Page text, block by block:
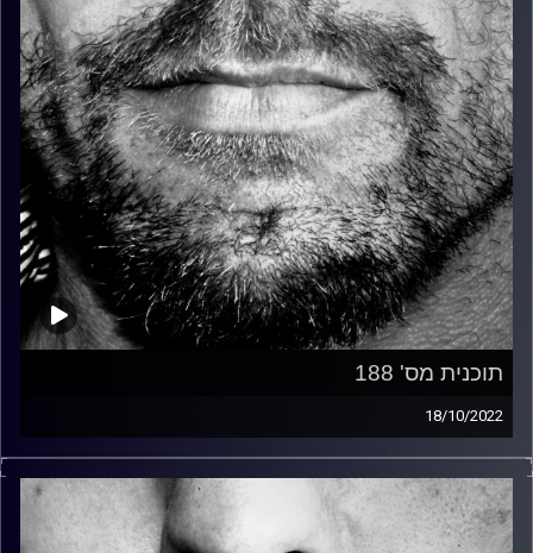
תוכנית מס' 188
18/10/2022
זיפים, מוזיקה מחוספסת של הופעות חיות. הרבה ג'אם, רוק,
בלוז, bluegrass, ג'אז, Fאנק, פרוגרסיב ואפילו אלקטרוניקה.
כל מה שחי, אמיתי ונושם.
עם שמוליק רגב.